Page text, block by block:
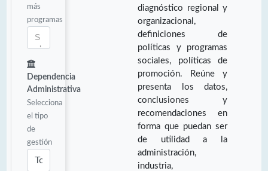
más
programas
Dependencia
Administrativa
Selecciona
el tipo
de
gestión
diagnóstico regional y
organizacional,
definiciones de
políticas y programas
sociales, políticas de
promoción. Reúne y
presenta los datos,
conclusiones y
recomendaciones en
forma que puedan ser
de utilidad a la
administración,
industria,